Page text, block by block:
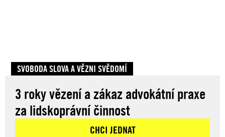
SVOBODA SLOVA A VĚZNI SVĚDOMÍ
3 roky vězení a zákaz advokátní praxe
za lidskoprávní činnost
CHCI JEDNAT